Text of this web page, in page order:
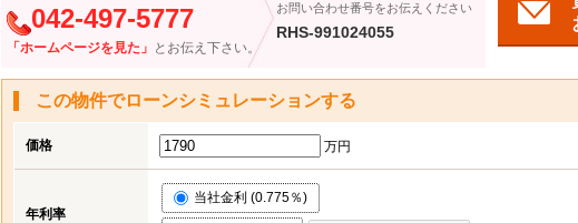
042-497-5777
「ホームページを見た」 とお伝え下さい。
お問い合わせ番号をお伝えください
RHS-991024055
この物件でローンシミュレーションする
価格 万円
年利率
当社金利 (0.775％)